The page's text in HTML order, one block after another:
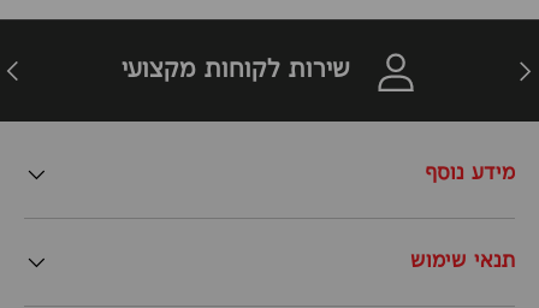
חזרה שירות לקוחות מקצועי
מידע נוסף
תנאי שימוש